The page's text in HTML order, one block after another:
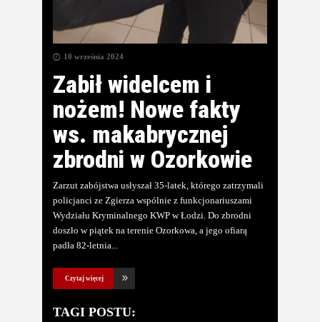
10 września 2024
Zabił widelcem i
nożem! Nowe fakty
ws. makabrycznej
zbrodni w Ozorkowie
Zarzut zabójstwa usłyszał 35-latek, którego zatrzymali
policjanci ze Zgierza wspólnie z funkcjonariuszami
Wydziału Kryminalnego KWP w Łodzi. Do zbrodni
doszło w piątek na terenie Ozorkowa, a jego ofiarą
padła 82-letnia
Czytaj więcej
TAGI POSTU: